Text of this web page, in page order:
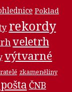
Poklad
rekordy
veletrh
výtvarné
zkameněliny
ČNB